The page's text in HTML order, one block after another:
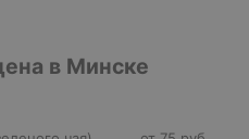
в Минске